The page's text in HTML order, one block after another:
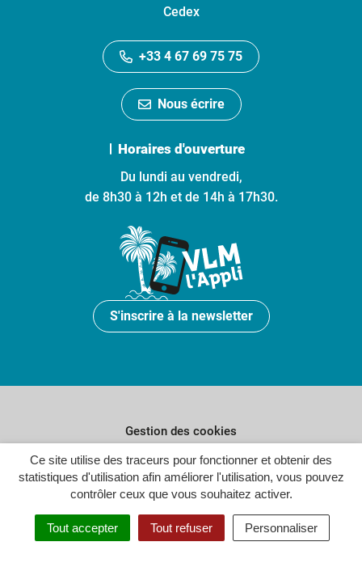
Ce site utilise des traceurs pour fonctionner et obtenir des
statistiques d'utilisation afin améliorer l'utilisation, vous pouvez
contrôler ceux que vous souhaitez activer.
Tout accepter Tout refuser Personnaliser
Cedex
+33 4 67 69 75 75
Nous écrire
Horaires d'ouverture
Du lundi au vendredi,
de 8h30 à 12h et de 14h à 17h30.
S'inscrire à la newsletter
Gestion des cookies
Plan du site
Politique de confidentialité
Crédits